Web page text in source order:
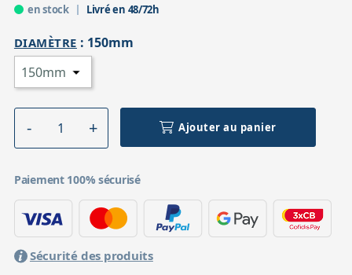
en stock Livré en 48/72h
DIAMÈTRE : 150mm
Ajouter au panier
Paiement 100% sécurisé
Sécurité des produits